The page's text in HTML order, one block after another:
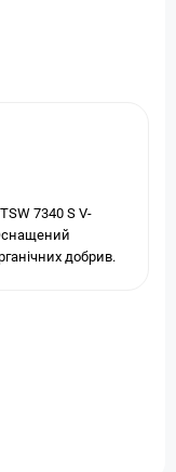
7340 S V-
добрив.